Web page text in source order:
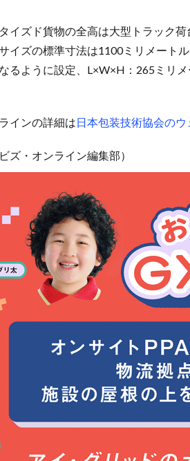
イズド貨物の全高は大型トラック
サイズの標準寸法は1100ミリメート
るように設定、L×W×H：265ミリ
インの詳細は日本包装技術協会のウ
ズ・オンライン編集部）